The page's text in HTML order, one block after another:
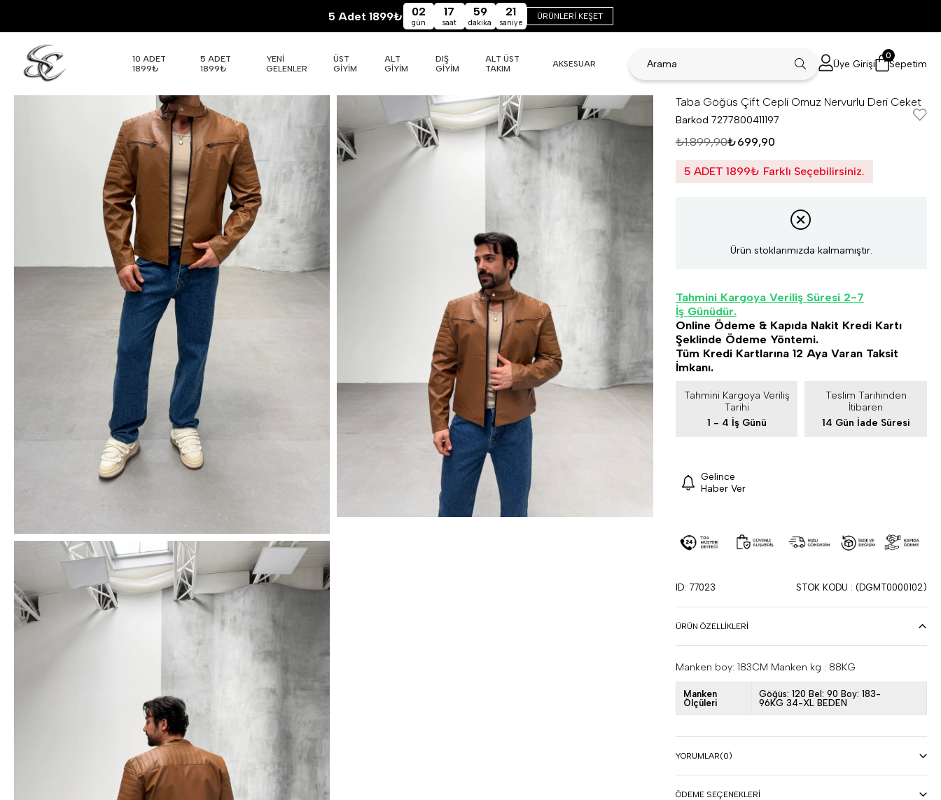
5 Adet 1899₺ 02
gün
17
saat
59
dakika
20
saniye
ÜRÜNLERİ KEŞET
10 ADET
1899₺
5 ADET
1899₺
YENİ
GELENLER
ÜST
GİYİM
ALT
GİYİM
DIŞ
GİYİM
ALT ÜST
TAKIM
AKSESUAR Üye Girişi Sepetim
0
Taba Göğüs Çift Cepli Omuz Nervurlu Deri Ceket
Barkod 7277800411197
₺1.899,90₺699,90
5 ADET 1899₺ Farklı Seçebilirsiniz.
Ürün stoklarımızda kalmamıştır.
Tahmini Kargoya Veriliş Süresi 2-7
İş Günüdür.
Online Ödeme & Kapıda Nakit Kredi Kartı
Şeklinde Ödeme Yöntemi.
Tüm Kredi Kartlarına 12 Aya Varan Taksit
İmkanı.
Tahmini Kargoya Veriliş
Tarihi
1 - 4 İş Günü
Teslim Tarihinden
İtibaren
14 Gün İade Süresi
Gelince
Haber Ver
ID: 77023 STOK KODU (DGMT0000102)
ÜRÜN ÖZELLIKLERI
Manken boy: 183CM Manken kg : 88KG
Manken
Ölçüleri
Göğüs: 120 Bel: 90 Boy: 183-
96KG 34-XL BEDEN
YORUMLAR(0)
ÖDEME SEÇENEKLERI